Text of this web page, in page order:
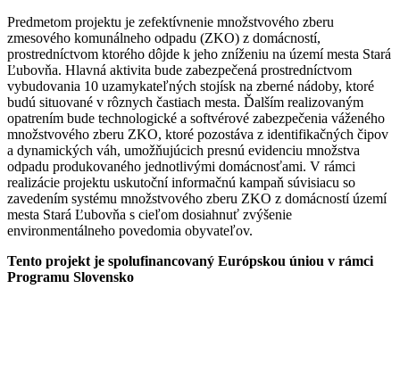
Predmetom projektu je zefektívnenie množstvového zberu
zmesového komunálneho odpadu (ZKO) z domácností,
prostredníctvom ktorého dôjde k jeho zníženiu na území mesta Stará
Ľubovňa. Hlavná aktivita bude zabezpečená prostredníctvom
vybudovania 10 uzamykateľných stojísk na zberné nádoby, ktoré
budú situované v rôznych častiach mesta. Ďalším realizovaným
opatrením bude technologické a softvérové zabezpečenia váženého
množstvového zberu ZKO, ktoré pozostáva z identifikačných čipov
a dynamických váh, umožňujúcich presnú evidenciu množstva
odpadu produkovaného jednotlivými domácnosťami. V rámci
realizácie projektu uskutoční informačnú kampaň súvisiacu so
zavedením systému množstvového zberu ZKO z domácností území
mesta Stará Ľubovňa s cieľom dosiahnuť zvýšenie
environmentálneho povedomia obyvateľov.
Tento projekt je spolufinancovaný Európskou úniou v rámci
Programu Slovensko